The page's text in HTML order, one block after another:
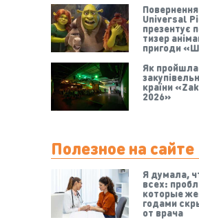
Universal
презентує
тизер
пригоди
Як
країни
2026»
Полезное на сайте
Я думала,
всех:
которые
годами
от врача